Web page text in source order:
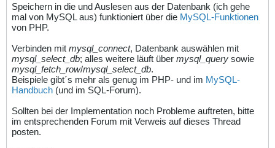
Speichern in die und Auslesen aus der Datenbank (ich gehe
mal von MySQL aus) funktioniert über die MySQL-Funktionen
von PHP.
Verbinden mit mysql_connect, Datenbank auswählen mit
mysql_select_db; alles weitere läuft über mysql_query sowie
mysql_fetch_row/mysql_select_db.
Beispiele gibt´s mehr als genug im PHP- und im MySQL-
Handbuch (und im SQL-Forum).
Sollten bei der Implementation noch Probleme auftreten, bitte
im entsprechenden Forum mit Verweis auf dieses Thread
posten.